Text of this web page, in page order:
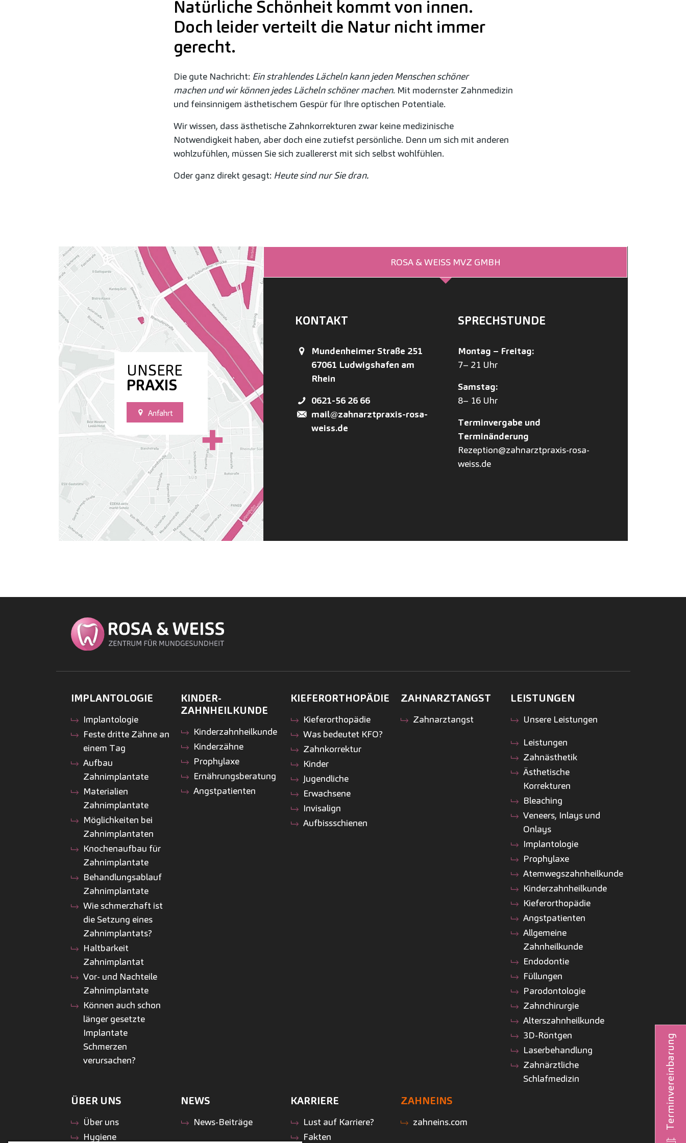
Natürliche Schönheit kommt von innen.
Doch leider verteilt die Natur nicht immer
gerecht.
Die gute Nachricht: Ein strahlendes Lächeln kann jeden Menschen schöner
machen und wir können jedes Lächeln schöner machen. Mit modernster Zahnmedizin
und feinsinnigem ästhetischem Gespür für Ihre optischen Potentiale.
Wir wissen, dass ästhetische Zahnkorrekturen zwar keine medizinische
Notwendigkeit haben, aber doch eine zutiefst persönliche. Denn um sich mit anderen
wohlzufühlen, müssen Sie sich zuallererst mit sich selbst wohlfühlen.
Oder ganz direkt gesagt: Heute sind nur Sie dran.
UNSERE
PRAXIS
Anfahrt
ROSA & WEISS MVZ GMBH
KONTAKT
Mundenheimer Straße 251
67061 Ludwigshafen am
Rhein
0621-56 26 66
mail@zahnarztpraxis-rosa-
weiss.de
SPRECHSTUNDE
Montag – Freitag:
7– 21 Uhr
Samstag:
8– 16 Uhr
Terminvergabe und
Terminänderung
Rezeption@zahnarztpraxis-rosa-
weiss.de
IMPLANTOLOGIE
Implantologie
Feste dritte Zähne an
einem Tag
Aufbau
Zahnimplantate
Materialien
Zahnimplantate
Möglichkeiten bei
Zahnimplantaten
Knochenaufbau für
Zahnimplantate
Behandlungsablauf
Zahnimplantate
Wie schmerzhaft ist
die Setzung eines
Zahnimplantats?
Haltbarkeit
Zahnimplantat
Vor- und Nachteile
Zahnimplantate
Können auch schon
länger gesetzte
Implantate
Schmerzen
verursachen?
KINDER­
ZAHNHEILKUNDE
Kinder­zahnheilkunde
Kinderzähne
Prophylaxe
Ernährungsberatung
Angstpatienten
KIEFER­ORTHOPÄDIE
Kiefer­orthopädie
Was bedeutet KFO?
Zahnkorrektur
Kinder
Jugendliche
Erwachsene
Invisalign
Aufbissschienen
ZAHNARZTANGST
Zahnarztangst
LEISTUNGEN
Unsere Leistungen
Leistungen
Zahnästhetik
Ästhetische
Korrekturen
Bleaching
Veneers, Inlays und
Onlays
Implantologie
Prophylaxe
Atemwegszahnheilkunde
Kinder­zahnheilkunde
Kiefer­orthopädie
Angstpatienten
Allgemeine
Zahnheilkunde
Endodontie
Füllungen
Parodontologie
Zahnchirurgie
Alterszahnheilkunde
3D-Röntgen
Laserbehandlung
Zahnärztliche
Schlafmedizin
ÜBER UNS
Über uns
Hygiene
NEWS
News-Beiträge
KARRIERE
Lust auf Karriere?
Fakten
ZAHNEINS
zahneins.com Terminvereinbarung